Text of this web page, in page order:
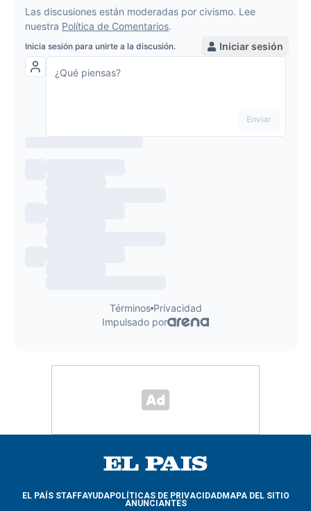
EL PAÍS STAFFAYUDAPOLÍTICAS DE PRIVACIDADMAPA DEL SITIO
ANUNCIANTES